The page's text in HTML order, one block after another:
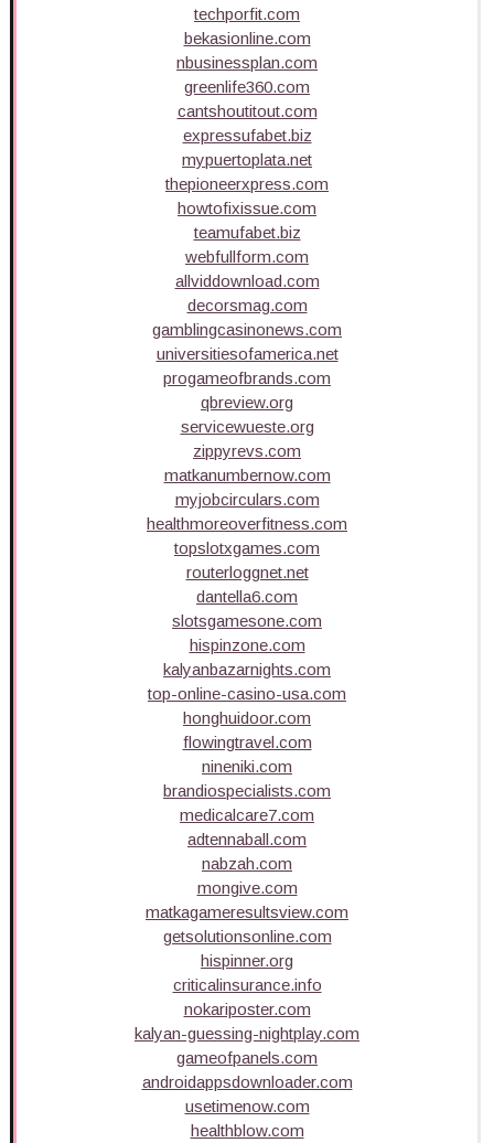
techporfit.com
bekasionline.com
nbusinessplan.com
greenlife360.com
cantshoutitout.com
expressufabet.biz
mypuertoplata.net
thepioneerxpress.com
howtofixissue.com
teamufabet.biz
webfullform.com
allviddownload.com
decorsmag.com
gamblingcasinonews.com
universitiesofamerica.net
progameofbrands.com
qbreview.org
servicewueste.org
zippyrevs.com
matkanumbernow.com
myjobcirculars.com
healthmoreoverfitness.com
topslotxgames.com
routerloggnet.net
dantella6.com
slotsgamesone.com
hispinzone.com
kalyanbazarnights.com
top-online-casino-usa.com
honghuidoor.com
flowingtravel.com
nineniki.com
brandiospecialists.com
medicalcare7.com
adtennaball.com
nabzah.com
mongive.com
matkagameresultsview.com
getsolutionsonline.com
hispinner.org
criticalinsurance.info
nokariposter.com
kalyan-guessing-nightplay.com
gameofpanels.com
androidappsdownloader.com
usetimenow.com
healthblow.com